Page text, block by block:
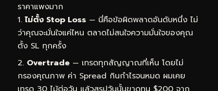
ราคาแพงมาก
ไม่ตั้ง Stop Loss — นี่คือข้อผิดพลาดอันดับหนึ่ง ไม่
ว่าคุณจะมั่นใจแค่ไหน ตลาดไม่สนใจความมั่นใจของคุณ
ตั้ง SL ทุกครั้ง
Overtrade — เทรดทุกสัญญาณที่เห็น โดยไม่
กรองคุณภาพ ค่า Spread กินกำไรจนหมด ผมเคย